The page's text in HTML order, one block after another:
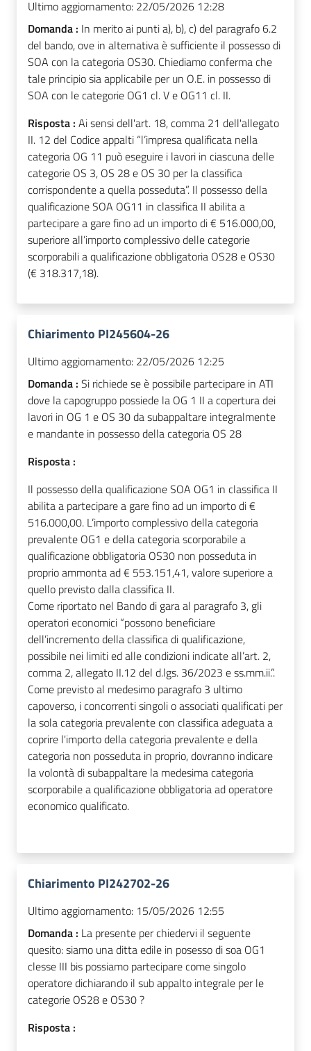
Ultimo aggiornamento: 22/05/2026 12:28
Domanda : In merito ai punti a), b), c) del paragrafo 6.2
del bando, ove in alternativa è sufficiente il possesso di
SOA con la categoria OS30. Chiediamo conferma che
tale principio sia applicabile per un O.E. in possesso di
SOA con le categorie OG1 cl. V e OG11 cl. II.
Risposta : Ai sensi dell'art. 18, comma 21 dell'allegato
II. 12 del Codice appalti “l’impresa qualificata nella
categoria OG 11 può eseguire i lavori in ciascuna delle
categorie OS 3, OS 28 e OS 30 per la classifica
corrispondente a quella posseduta”. Il possesso della
qualificazione SOA OG11 in classifica II abilita a
partecipare a gare fino ad un importo di € 516.000,00,
superiore all’importo complessivo delle categorie
scorporabili a qualificazione obbligatoria OS28 e OS30
(€ 318.317,18).
Chiarimento PI245604-26
Ultimo aggiornamento: 22/05/2026 12:25
Domanda : Si richiede se è possibile partecipare in ATI
dove la capogruppo possiede la OG 1 II a copertura dei
lavori in OG 1 e OS 30 da subappaltare integralmente
e mandante in possesso della categoria OS 28
Risposta :
Il possesso della qualificazione SOA OG1 in classifica II
abilita a partecipare a gare fino ad un importo di €
516.000,00. L’importo complessivo della categoria
prevalente OG1 e della categoria scorporabile a
qualificazione obbligatoria OS30 non posseduta in
proprio ammonta ad € 553.151,41, valore superiore a
quello previsto dalla classifica II.
Come riportato nel Bando di gara al paragrafo 3, gli
operatori economici “possono beneficiare
dell’incremento della classifica di qualificazione,
possibile nei limiti ed alle condizioni indicate all’art. 2,
comma 2, allegato II.12 del d.lgs. 36/2023 e ss.mm.ii.”.
Come previsto al medesimo paragrafo 3 ultimo
capoverso, i concorrenti singoli o associati qualificati per
la sola categoria prevalente con classifica adeguata a
coprire l'importo della categoria prevalente e della
categoria non posseduta in proprio, dovranno indicare
la volontà di subappaltare la medesima categoria
scorporabile a qualificazione obbligatoria ad operatore
economico qualificato.
Chiarimento PI242702-26
Ultimo aggiornamento: 15/05/2026 12:55
Domanda : La presente per chiedervi il seguente
quesito: siamo una ditta edile in posesso di soa OG1
clesse III bis possiamo partecipare come singolo
operatore dichiarando il sub appalto integrale per le
categorie OS28 e OS30 ?
Risposta :